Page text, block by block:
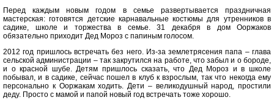
Перед каждым новым годом в семье развертывается праздничная
мастерская: готовятся детские карнавальные костюмы для утренников в
садике, школе и торжества в семье. 31 декабря в дом Ооржаков
обязательно приходит Дед Мороз с папиным голосом.
2012 год пришлось встречать без него. Из-за землетрясения папа – глава
сельской администрации – так закрутился на работе, что забыл и о бороде,
и о красной шубе. Детям пришлось сказать, что Дед Мороз и в школе
побывал, и в садике, сейчас пошел в клуб к взрослым, так что некогда ему
персонально к Ооржакам ходить. Дети – великодушный народ, простили
деду. Просто с мамой и папой новый год встречать тоже хорошо.